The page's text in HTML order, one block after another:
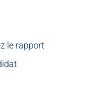
le rapport